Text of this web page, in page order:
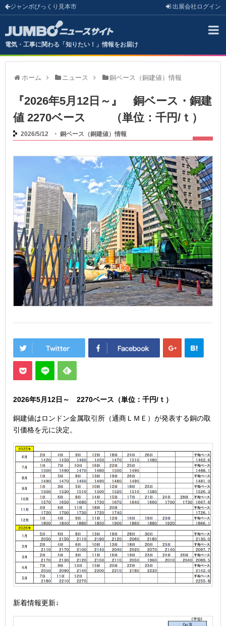
ジャンボびっくり見本市 出展会社 ログイン
電気・工事に関わる「知りたい！」情報をお届け
ホーム ニュース 銅ベース（銅建値）情報
『2026年5月12日～』 銅ベース・銅建
値 2270ベース （単位：千円/ｔ）
2026/5/12 ・ 銅ベース（銅建値）情報
2026年5月12日 ～ 2270ベース（単位：千円/ｔ）
銅建値はロンドン金属取引所（通商ＬＭＥ）が発表する銅の取
引価格を元に決定。
新着情報更新↓